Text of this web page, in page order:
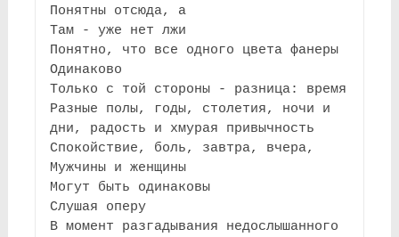
Понятны отсюда, а
Там - уже нет лжи
Понятно, что все одного цвета фанеры
Одинаково
Только с той стороны - разница: время
Разные полы, годы, столетия, ночи и
дни, радость и хмурая привычность
Спокойствие, боль, завтра, вчера,
Мужчины и женщины
Могут быть одинаковы
Слушая оперу
В момент разгадывания недослышанного